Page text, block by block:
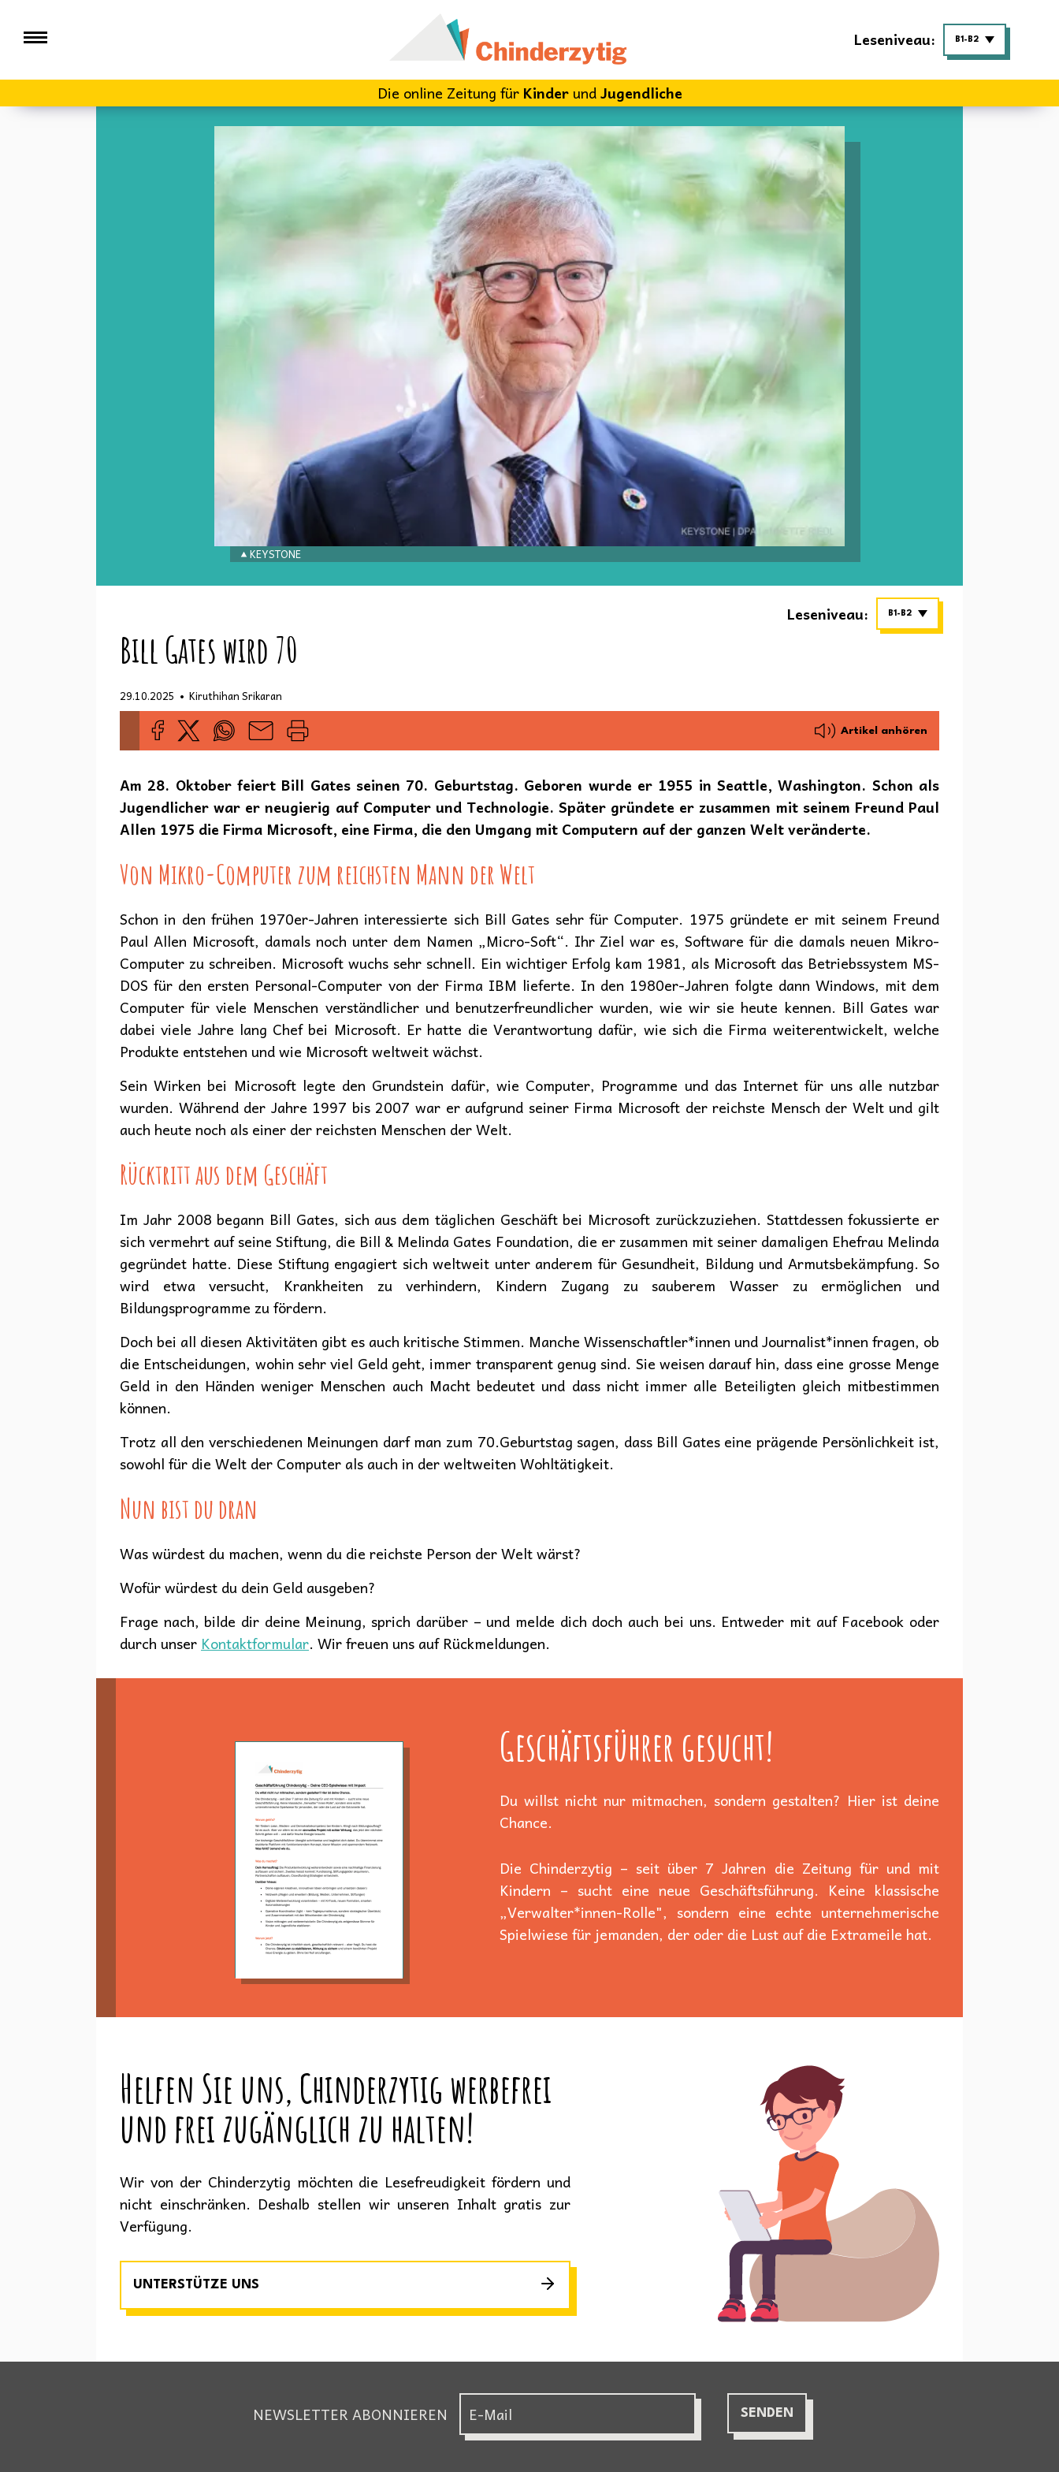
Leseniveau: B1-B2
Die online Zeitung für KinderundJugendliche
KEYSTONE
Leseniveau: B1-B2
Bill Gates wird 70
29.10.2025 • Kiruthihan Srikaran
Artikel anhören
Am 28. Oktober feiert Bill Gates seinen 70. Geburtstag. Geboren wurde er 1955 in Seattle, Washington. Schon als
Jugendlicher war er neugierig auf Computer und Technologie. Später gründete er zusammen mit seinem Freund Paul
Allen 1975 die Firma Microsoft, eine Firma, die den Umgang mit Computern auf der ganzen Welt veränderte.
Von Mikro-Computer zum reichsten Mann der Welt
Schon in den frühen 1970er-Jahren interessierte sich Bill Gates sehr für Computer. 1975 gründete er mit seinem Freund
Paul Allen Microsoft, damals noch unter dem Namen „Micro-Soft“. Ihr Ziel war es, Software für die damals neuen Mikro-
Computer zu schreiben. Microsoft wuchs sehr schnell. Ein wichtiger Erfolg kam 1981, als Microsoft das Betriebssystem MS-
DOS für den ersten Personal-Computer von der Firma IBM lieferte. In den 1980er-Jahren folgte dann Windows, mit dem
Computer für viele Menschen verständlicher und benutzerfreundlicher wurden, wie wir sie heute kennen. Bill Gates war
dabei viele Jahre lang Chef bei Microsoft. Er hatte die Verantwortung dafür, wie sich die Firma weiterentwickelt, welche
Produkte entstehen und wie Microsoft weltweit wächst.
Sein Wirken bei Microsoft legte den Grundstein dafür, wie Computer, Programme und das Internet für uns alle nutzbar
wurden. Während der Jahre 1997 bis 2007 war er aufgrund seiner Firma Microsoft der reichste Mensch der Welt und gilt
auch heute noch als einer der reichsten Menschen der Welt.
Rücktritt aus dem Geschäft
Im Jahr 2008 begann Bill Gates, sich aus dem täglichen Geschäft bei Microsoft zurückzuziehen. Stattdessen fokussierte er
sich vermehrt auf seine Stiftung, die Bill & Melinda Gates Foundation, die er zusammen mit seiner damaligen Ehefrau Melinda
gegründet hatte. Diese Stiftung engagiert sich weltweit unter anderem für Gesundheit, Bildung und Armutsbekämpfung. So
wird etwa versucht, Krankheiten zu verhindern, Kindern Zugang zu sauberem Wasser zu ermöglichen und
Bildungsprogramme zu fördern.
Doch bei all diesen Aktivitäten gibt es auch kritische Stimmen. Manche Wissenschaftler*innen und Journalist*innen fragen, ob
die Entscheidungen, wohin sehr viel Geld geht, immer transparent genug sind. Sie weisen darauf hin, dass eine grosse Menge
Geld in den Händen weniger Menschen auch Macht bedeutet und dass nicht immer alle Beteiligten gleich mitbestimmen
können.
Trotz all den verschiedenen Meinungen darf man zum 70.Geburtstag sagen, dass Bill Gates eine prägende Persönlichkeit ist,
sowohl für die Welt der Computer als auch in der weltweiten Wohltätigkeit.
Nun bist du dran
Was würdest du machen, wenn du die reichste Person der Welt wärst?
Wofür würdest du dein Geld ausgeben?
Frage nach, bilde dir deine Meinung, sprich darüber – und melde dich doch auch bei uns. Entweder mit auf Facebook oder
durch unser Kontaktformular. Wir freuen uns auf Rückmeldungen.
Geschäftsführer gesucht!
Du willst nicht nur mitmachen, sondern gestalten? Hier ist deine
Chance.
Die Chinderzytig – seit über 7 Jahren die Zeitung für und mit
Kindern – sucht eine neue Geschäftsführung. Keine klassische
„Verwalter*innen-Rolle", sondern eine echte unternehmerische
Spielwiese für jemanden, der oder die Lust auf die Extrameile hat.
Helfen Sie uns, Chinderzytig werbefrei
und frei zugänglich zu halten!
Wir von der Chinderzytig möchten die Lesefreudigkeit fördern und
nicht einschränken. Deshalb stellen wir unseren Inhalt gratis zur
Verfügung.
UNTERSTÜTZE UNS
NEWSLETTER ABONNIEREN